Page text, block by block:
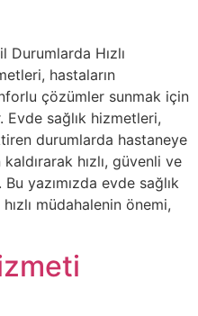
Durumlarda Hızlı
hastaların
çözümler sunmak için
sağlık hizmetleri,
durumlarda hastaneye
hızlı, güvenli ve
yazımızda evde sağlık
müdahalenin önemi,